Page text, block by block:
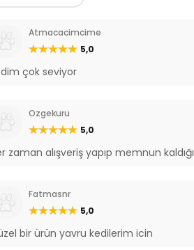
Atmacacimcime
5,0
çok seviyor
Ozgekuru
5,0
zaman alışveriş yapıp memnun
Fatmasnr
5,0
bir ürün yavru kedilerim icin